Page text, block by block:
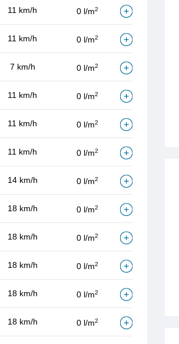
11 km/h 0 l/m2
11 km/h 0 l/m2
7 km/h 0 l/m2
11 km/h 0 l/m2
11 km/h 0 l/m2
11 km/h 0 l/m2
14 km/h 0 l/m2
18 km/h 0 l/m2
18 km/h 0 l/m2
18 km/h 0 l/m2
18 km/h 0 l/m2
18 km/h 0 l/m2